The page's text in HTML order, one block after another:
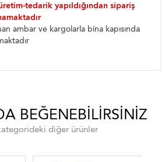
tedarik yapıldığından sipariş
ambar ve kargolarla bina kapısında
BEĞENEBILIRSINIZ
diğer ürünler